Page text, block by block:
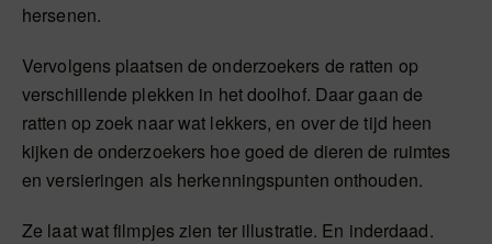
hersenen.
Vervolgens plaatsen de onderzoekers de ratten op
verschillende plekken in het doolhof. Daar gaan de
ratten op zoek naar wat lekkers, en over de tijd heen
kijken de onderzoekers hoe goed de dieren de ruimtes
en versieringen als herkenningspunten onthouden.
Ze laat wat filmpjes zien ter illustratie. En inderdaad.